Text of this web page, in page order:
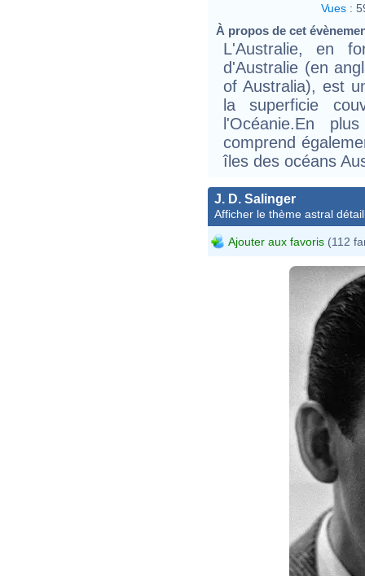
Vues :
À propos de cet
L'Australie, en
d'Australie (en
of Australia), est
la superficie
l'Océanie.En
comprend
îles des océans
J. D. Salinger
Afficher le thème astral
Ajouter aux favoris (112